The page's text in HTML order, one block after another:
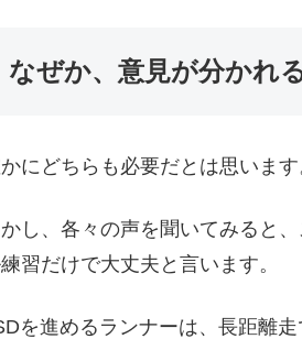
なぜか、意見が分かれ
にどちらも必要だとは思います
かし、各々の声を聞いてみると
習だけで大丈夫と言います。
を進めるランナーは、長距離